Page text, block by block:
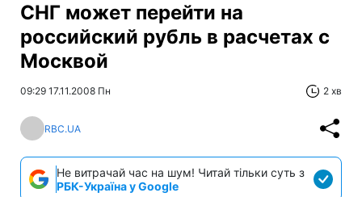
СНГ может перейти на
российский рубль в расчетах с
Москвой
09:29 17.11.2008 Пн 2 хв
RBC.UA
Не витрачай час на шум! Читай тільки суть з
РБК-Україна у Google